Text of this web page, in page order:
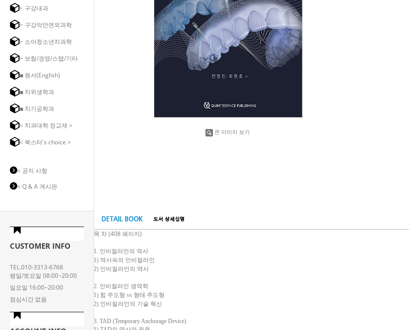
➣ 구강내과
➣ 구강악안면외과학
➣ 소아청소년치과학
➣ 보험/경영/스탭/기타
◼ 원서(English)
◼ 치위생학과
◼ 치기공학과
< 치과대학 정교재 >
< 북스터's choice >
< 공지 사항
< Q & A 게시판
CUSTOMER INFO
TEL.010-3313-6768
평일/토요일 08:00~20:00
일요일 16:00~20:00
점심시간 없음
큰 이미지 보기
목 차 (408 페이지)
1. 인비절라인의 역사
1) 역사속의 인비절라인
2) 인비절라인의 역사
2. 인비절라인 생역학
1) 힘 주도형 vs 형태 주도형
2) 인비절라인의 기술 혁신
3. TAD (Temporary Anchorage Device)